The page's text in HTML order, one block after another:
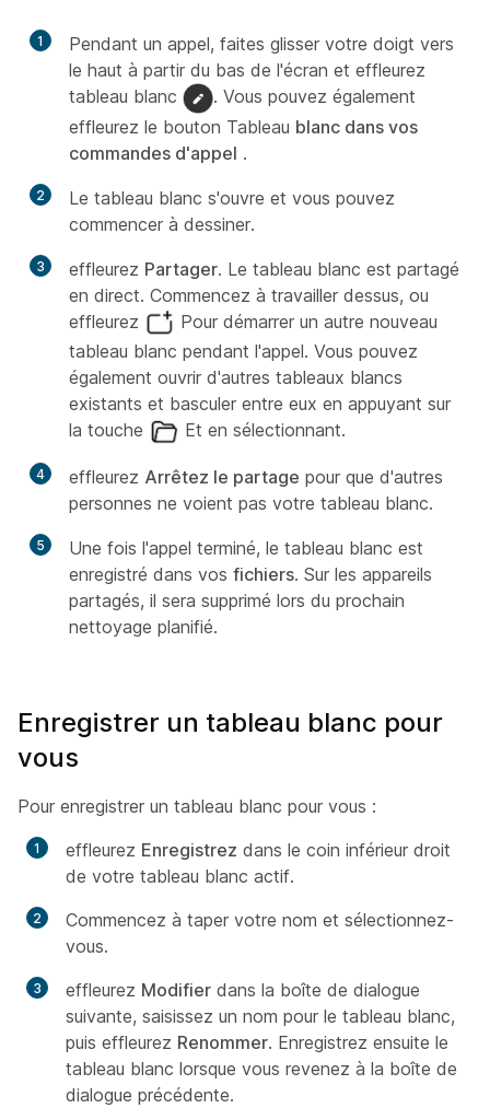
1
Pendant un appel, faites glisser votre doigt vers
le haut à partir du bas de l'écran et effleurez
tableau blanc
. Vous pouvez également
effleurez le bouton Tableau blanc dans vos
commandes d'appel .
2
Le tableau blanc s'ouvre et vous pouvez
commencer à dessiner.
3 effleurez Partager. Le tableau blanc est partagé
en direct. Commencez à travailler dessus, ou
effleurez
Pour démarrer un autre nouveau
tableau blanc pendant l'appel. Vous pouvez
également ouvrir d'autres tableaux blancs
existants et basculer entre eux en appuyant sur
la touche
Et en sélectionnant.
4 effleurez Arrêtez le partage pour que d'autres
personnes ne voient pas votre tableau blanc.
5
Une fois l'appel terminé, le tableau blanc est
enregistré dans vos fichiers. Sur les appareils
partagés, il sera supprimé lors du prochain
nettoyage planifié.
Enregistrer un tableau blanc pour
vous
Pour enregistrer un tableau blanc pour vous :
effleurez Enregistrez dans le coin inférieur droit
de votre tableau blanc actif.
Commencez à taper votre nom et sélectionnez-
vous.
effleurez Modifier dans la boîte de dialogue
suivante, saisissez un nom pour le tableau blanc,
puis effleurez Renommer. Enregistrez ensuite le
tableau blanc lorsque vous revenez à la boîte de
dialogue précédente.